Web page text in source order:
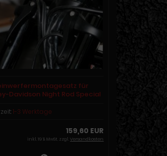
für
Davidson Night Rod Special
1-3 Werktage
159,60 EUR
inkl. 19 % MwSt. zzgl.Versandkosten